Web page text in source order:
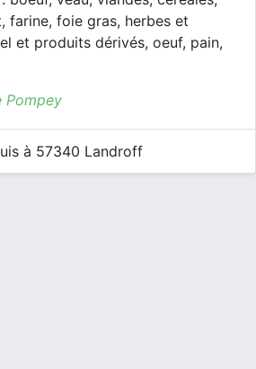
farine, foie gras, herbes et
et produits dérivés, oeuf, pain,
Pompey
à 57340 Landroff